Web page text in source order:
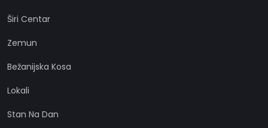
Širi Centar
Zemun
Bežanijska Kosa
Lokali
Stan Na Dan